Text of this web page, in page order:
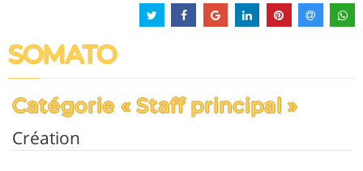
SOMATO
Catégorie « Staff principal »
Création